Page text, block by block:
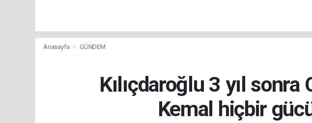
Anasayfa GÜNDEM
Kılıçdaroğlu 3 yıl
Kemal hiçbir